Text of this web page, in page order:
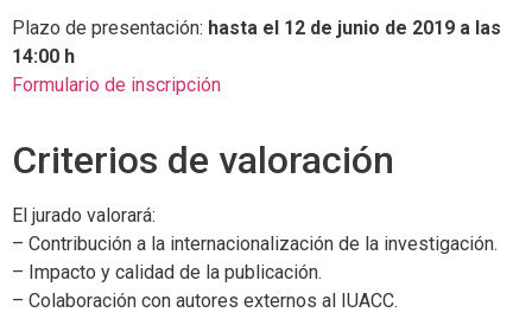
Plazo de presentación: hasta el 12 de junio de 2019 a las
14:00 h
Formulario de inscripción
Criterios de valoración
El jurado valorará:
– Contribución a la internacionalización de la investigación.
– Impacto y calidad de la publicación.
– Colaboración con autores externos al IUACC.